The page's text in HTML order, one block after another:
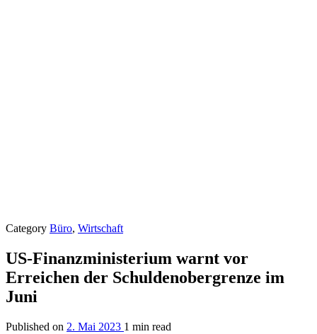
Category Büro, Wirtschaft
US-Finanzministerium warnt vor
Erreichen der Schuldenobergrenze im
Juni
Published on 2. Mai 2023 1 min read